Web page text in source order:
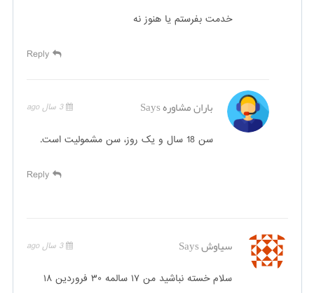
خدمت بفرستم یا هنوز نه
Reply
باران مشاورهSays 3 سال ago
سن 18 سال و یک روز، سن مشمولیت است.
Reply
سیاوشSays 3 سال ago
سلام خسته نباشید من ۱۷ سالمه ۳۰ فروردین ۱۸